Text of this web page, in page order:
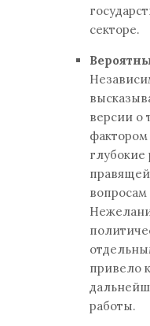
секторе.
версии о
фактором
глубокие
привело
работы.